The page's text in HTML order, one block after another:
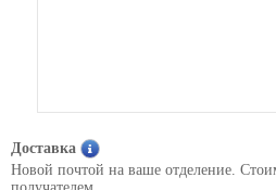
Доставка
Новой почтой на ваше отделение.